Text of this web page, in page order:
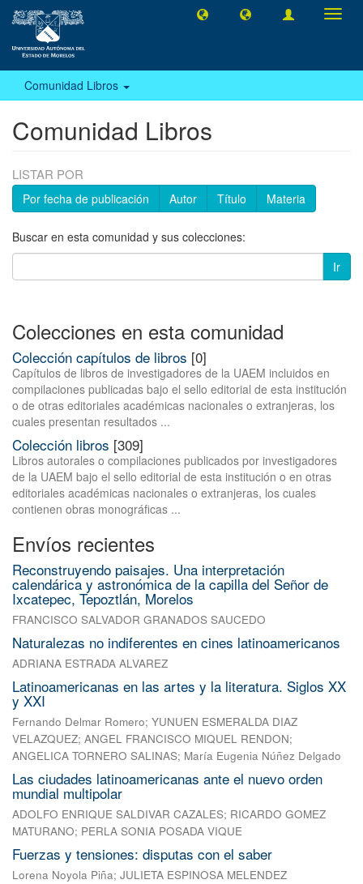
Comunidad Libros
Comunidad Libros
LISTAR POR
Por fecha de publicación Autor Título Materia
Buscar en esta comunidad y sus colecciones:
Ir
Colecciones en esta comunidad
Colección capítulos de libros [0]
Capítulos de libros de investigadores de la UAEM incluidos en
compilaciones publicadas bajo el sello editorial de esta institución
o de otras editoriales académicas nacionales o extranjeras, los
cuales presentan resultados ...
Colección libros [309]
Libros autorales o compilaciones publicados por investigadores
de la UAEM bajo el sello editorial de esta institución o en otras
editoriales académicas nacionales o extranjeras, los cuales
contienen obras monográficas ...
Envíos recientes
Reconstruyendo paisajes. Una interpretación
calendárica y astronómica de la capilla del Señor de
Ixcatepec, Tepoztlán, Morelos
FRANCISCO SALVADOR GRANADOS SAUCEDO
Naturalezas no indiferentes en cines latinoamericanos
ADRIANA ESTRADA ALVAREZ
Latinoamericanas en las artes y la literatura. Siglos XX
y XXI
Fernando Delmar Romero; YUNUEN ESMERALDA DIAZ
VELAZQUEZ; ANGEL FRANCISCO MIQUEL RENDON;
ANGELICA TORNERO SALINAS; María Eugenia Núñez Delgado
Las ciudades latinoamericanas ante el nuevo orden
mundial multipolar
ADOLFO ENRIQUE SALDIVAR CAZALES; RICARDO GOMEZ
MATURANO; PERLA SONIA POSADA VIQUE
Fuerzas y tensiones: disputas con el saber
Lorena Noyola Piña; JULIETA ESPINOSA MELENDEZ